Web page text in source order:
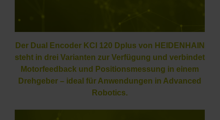
Der Dual Encoder KCI 120 Dplus von HEIDENHAIN
steht in drei Varianten zur Verfügung und verbindet
Motorfeedback und Positionsmessung in einem
Drehgeber – ideal für Anwendungen in Advanced
Robotics.